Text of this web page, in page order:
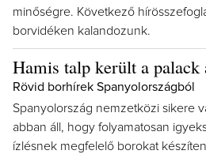
minőségre. Következő
borvidéken kalandozunk.
Hamis talp került a palack
Rövid borhírek Spanyolországból
Spanyolország nemzetközi sikere
abban áll, hogy folyamatosan
ízlésnek megfelelő borokat